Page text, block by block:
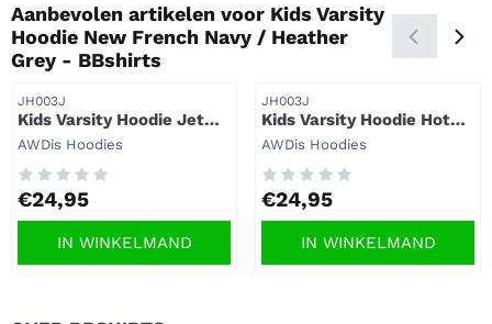
Aanbevolen artikelen voor Kids Varsity
Hoodie New French Navy / Heather
Grey - BBshirts
Artikelnummer
JH003J
Kids Varsity Hoodie Jet
Black / Orange Crush -
Merk:
AWDis Hoodies
Prijs: 24,95
€24,95
IN WINKELMAND
Artikelnummer
JH003J
Kids Varsity Hoodie Hot
Pink / French Navy |
Merk:
AWDis Hoodies
Prijs: 24,95
€24,95
IN WINKELMAND